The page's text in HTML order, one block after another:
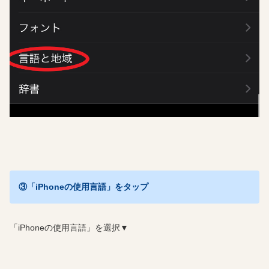
③「iPhoneの使用言語」をタップ
「iPhoneの使用言語」を選択▼